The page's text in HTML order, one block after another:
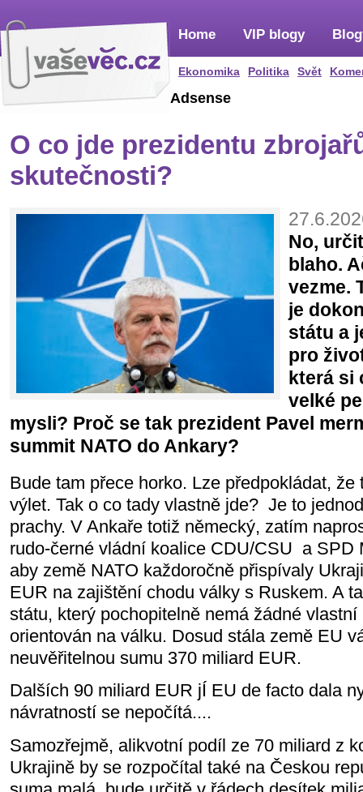
Home
Ekonomika Politika Svět
VIP blogy
Adsense
O co jde prezidentu
skutečnosti?
No,
blaho.
vezme.
je
státu a
pro
která si
velké
mysli? Proč se tak prezident Pavel
summit NATO do Ankary?
Bude tam přece horko. Lze předpokládat,
výlet. Tak o co tady vlastně jde? Je to
prachy. V Ankaře totiž německý, zatím
rudo-černé vládní koalice CDU/CSU a SPD
aby země NATO každoročně přispívaly
EUR na zajištění chodu války s Ruskem. A
státu, který pochopitelně nemá žádné
orientován na válku. Dosud stála země EU
neuvěřitelnou sumu 370 miliard EUR.
Dalších 90 miliard EUR jÍ EU de facto dala
návratností se nepočítá....
Samozřejmě, alikvotní podíl ze 70 miliard z
Ukrajině by se rozpočítal také na Českou